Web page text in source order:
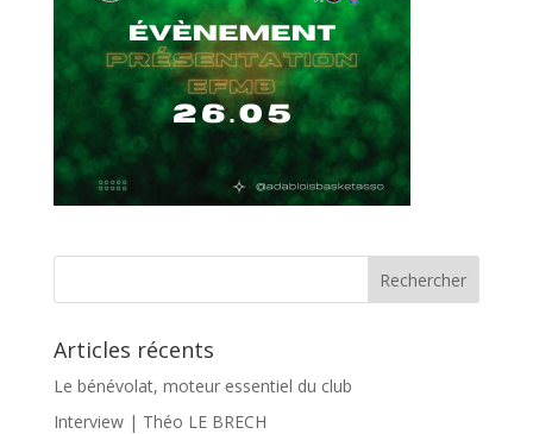
Articles récents
Le bénévolat, moteur essentiel du club
Interview | Théo LE BRECH